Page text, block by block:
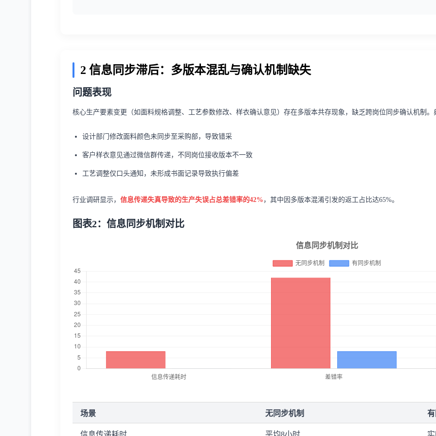
2 信息同步滞后：多版本混乱与确认机制缺失
问题表现
核心生产要素变更（如面料规格调整、工艺参数修改、样衣确认意见）存在多版本共存现象，缺乏跨岗位同步确认机制。
设计部门修改面料颜色未同步至采购部，导致错采
客户样衣意见通过微信群传递，不同岗位接收版本不一致
工艺调整仅口头通知，未形成书面记录导致执行偏差
行业调研显示， 信息传递失真导致的生产失误占总差错率的42% ，其中因多版本混淆引发的返工占比达65%。
图表2：信息同步机制对比
场景 无同步机制
信息传递耗时 平均8小时